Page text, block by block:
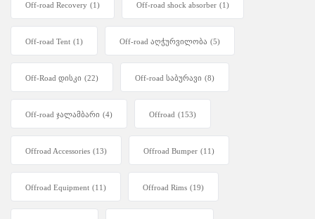
Off-road Recovery (1) Off-road shock absorber (1)
Off-road Tent (1) Off-road აღჭურვილობა (5)
Off-Road დისკი (22) Off-road საბურავი (8)
Off-road ჯალამბარი (4) Offroad (153)
Offroad Accessories (13) Offroad Bumper (11)
Offroad Equipment (11) Offroad Rims (19)